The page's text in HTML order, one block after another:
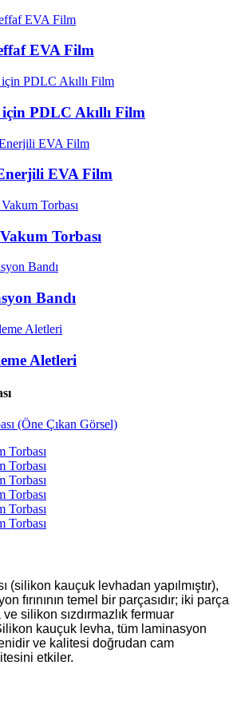
EVA Film
için PDLC Akıllı Film
EVA Film
Torbası
Bandı
Aletleri
(silikon kauçuk levhadan yapılmıştır),
fırınının temel bir parçasıdır; iki parça
silikon sızdırmazlık fermuar
kauçuk levha, tüm laminasyon
ve kalitesi doğrudan cam
etkiler.